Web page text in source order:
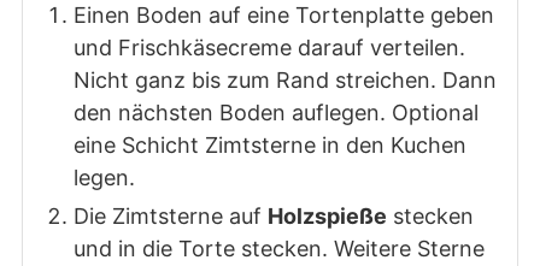
Einen Boden auf eine Tortenplatte geben
und Frischkäsecreme darauf verteilen.
Nicht ganz bis zum Rand streichen. Dann
den nächsten Boden auflegen. Optional
eine Schicht Zimtsterne in den Kuchen
legen.
Die Zimtsterne auf Holzspieße stecken
und in die Torte stecken. Weitere Sterne